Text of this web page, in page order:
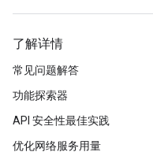
了解详情
常见问题解答
功能探索器
API 安全性最佳实践
优化网络服务用量